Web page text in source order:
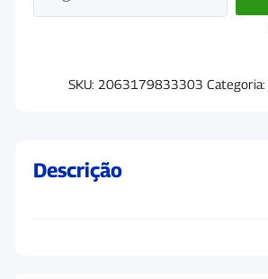
SKU: 2063179833303 Categoria:
Descrição